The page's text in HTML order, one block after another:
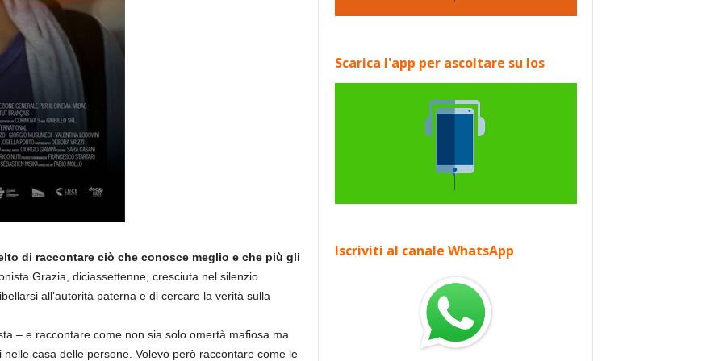
di raccontare ciò che conosce meglio e che più gli
Grazia, diciassettenne, cresciuta nel silenzio
all’autorità paterna e di cercare la verità sulla
– e raccontare come non sia solo omertà mafiosa ma
casa delle persone. Volevo però raccontare come le
Scarica l'app per ascoltare su Ios
Iscriviti al canale WhatsApp